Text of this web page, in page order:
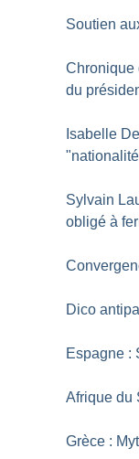
Soutien
Chronique
du
Isabelle
Sylvain
obligé à
Dico
Espagne :
Afrique du
Grèce :